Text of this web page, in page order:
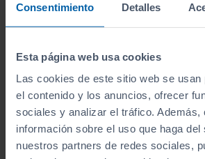
Consentimiento Detalles
Esta página web usa cookies
Las cookies de este sitio web se usan
el contenido y los anuncios, ofrecer
sociales y analizar el tráfico. Además,
información sobre el uso que haga del
nuestros partners de redes sociales,